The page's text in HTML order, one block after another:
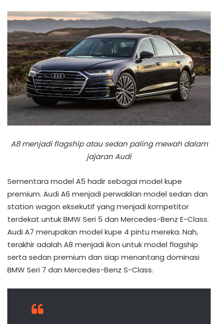
A8 menjadi flagship atau sedan paling mewah dalam
jajaran Audi
Sementara model A5 hadir sebagai model kupe
premium. Audi A6 menjadi perwakilan model sedan dan
station wagon eksekutif yang menjadi kompetitor
terdekat untuk BMW Seri 5 dan Mercedes-Benz E-Class.
Audi A7 merupakan model kupe 4 pintu mereka. Nah,
terakhir adalah A8 menjadi ikon untuk model flagship
serta sedan premium dan siap menantang dominasi
BMW Seri 7 dan Mercedes-Benz S-Class.